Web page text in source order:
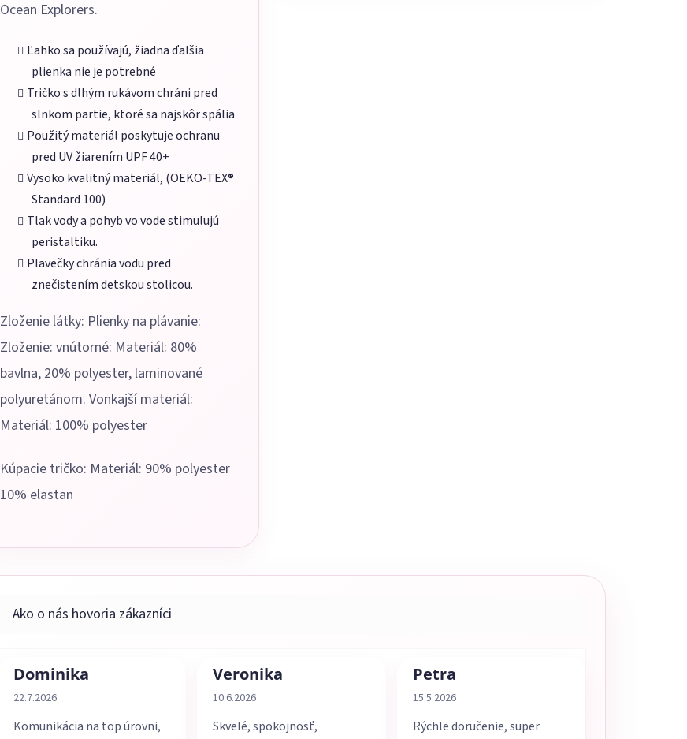
Ocean Explorers.
Ľahko sa používajú, žiadna ďalšia
plienka nie je potrebné
Tričko s dlhým rukávom chráni pred
slnkom partie, ktoré sa najskôr spália
Použitý materiál poskytuje ochranu
pred UV žiarením UPF 40+
Vysoko kvalitný materiál, (OEKO-TEX®
Standard 100)
Tlak vody a pohyb vo vode stimulujú
peristaltiku.
Plavečky chránia vodu pred
znečistením detskou stolicou.
Zloženie látky: Plienky na plávanie:
Zloženie: vnútorné: Materiál: 80%
bavlna, 20% polyester, laminované
polyuretánom. Vonkajší materiál:
Materiál: 100% polyester
Kúpacie tričko: Materiál: 90% polyester
10% elastan
Dominika
Hodnotenie obchodu je 5 z 5 hviezdičiek.
22.7.2026
Komunikácia na top úrovni,
Veronika
Hodnotenie obchodu je 5 z 5 hviezdičiek.
10.6.2026
Skvelé, spokojnosť,
Petra
Hodnotenie obchodu je 5 z 5 hviezdičiek.
15.5.2026
Rýchle doručenie, super